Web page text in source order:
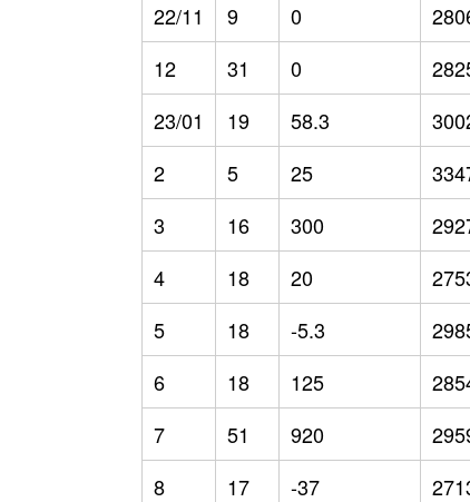
22/11
9 0
12
31 0
23/01
19 58.3
2
5 25
3
16 300
4
18 20
5
18 -5.3
6
18 125
7
51 920
8
17 -37